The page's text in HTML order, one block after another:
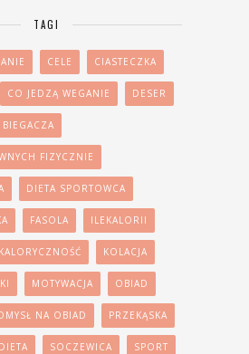
TAGI
CELE CIASTECZKA
CO JEDZĄ WEGANIE DESER
BIEGACZA
FIZYCZNIE
DIETA SPORTOWCA
FASOLA ILEKALORII
KALORYCZNOŚĆ KOLACJA
MOTYWACJA OBIAD
NA OBIAD PRZEKĄSKA
SOCZEWICA SPORT